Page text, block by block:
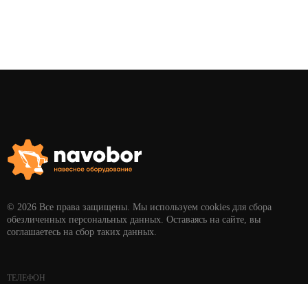
© 2026 Все права защищены. Мы используем cookies для сбора
обезличенных персональных данных. Оставаясь на сайте, вы
соглашаетесь на сбор таких данных.
ТЕЛЕФОН